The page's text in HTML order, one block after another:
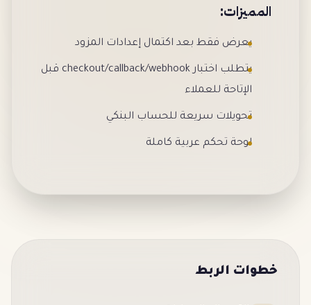
المميزات:
يعرض فقط بعد اكتمال إعدادات المزود
يتطلب اختبار checkout/callback/webhook قبل
الإتاحة للعملاء
تحويلات سريعة للحساب البنكي
لوحة تحكم عربية كاملة
خطوات الربط